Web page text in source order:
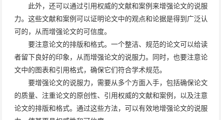
此外，还可以通过引用权威的文献和案例来增强论文的说服
力。这些文献和案例可以证明论文中的观点和论据是得到广泛认
可的，从而增强论文的可信度。
要注意论文的排版和格式。一个整洁、规范的论文可以给读
者留下良好的印象，从而增强论文的说服力。同时，也要注意论
文中的图表和引用格式，确保它们符合学术规范。
要增强论文的说服力，需要从多个方面入手，包括确保论文
的质量、注重论文的原创性、引用权威的文献和案例，以及注意
论文的排版和格式。通过这些方法，可以有效地增强论文的说服